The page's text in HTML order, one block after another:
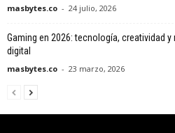
masbytes.co - 24 julio, 2026
Gaming en 2026: tecnología, creatividad
digital
masbytes.co - 23 marzo, 2026